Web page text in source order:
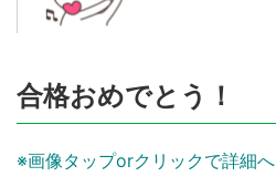
合格おめでとう！
※画像タップorクリックで詳細へ